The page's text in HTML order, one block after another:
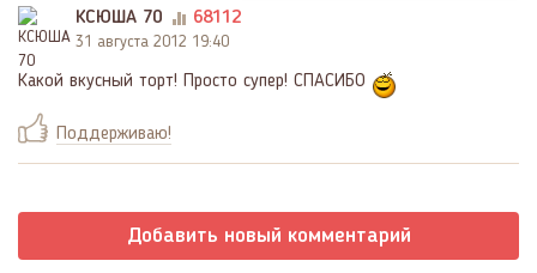
КСЮША 70
68112
31 августа 2012 19:40
Какой вкусный торт! Просто супер! СПАСИБО
Поддерживаю!
Добавить новый комментарий